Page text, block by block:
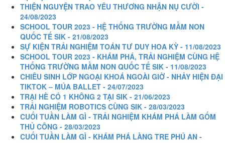
THIỆN NGUYỆN TRAO YÊU THƯƠNG NHẬN NỤ CƯỜI -
24/08/2023
SCHOOL TOUR 2023 - HỆ THỐNG TRƯỜNG MẦM NON
QUỐC TẾ SIK - 21/08/2023
SỰ KIỆN TRẢI NGHIỆM TOÁN TƯ DUY HOA KỲ - 11/08/2023
SCHOOL TOUR 2023 - KHÁM PHÁ, TRẢI NGHIỆM CÙNG HỆ
THỐNG TRƯỜNG MẦM NON QUỐC TẾ SIK - 11/08/2023
CHIÊU SINH LỚP NGOẠI KHOÁ NGOÀI GIỜ - NHẢY HIỆN ĐẠI
TIKTOK – MÚA BALLET - 24/07/2023
TRẠI HÈ CÓ 1 KHÔNG 2 TẠI SIK - 21/06/2023
TRẢI NGHIỆM ROBOTICS CÙNG SIK - 28/03/2023
CUỐI TUẦN LÀM GÌ - TRẢI NGHIỆM KHÁM PHÁ LÀM GỐM
THỦ CÔNG - 28/03/2023
CUỐI TUẦN LÀM GÌ - KHÁM PHÁ LÀNG TRE PHÚ AN -